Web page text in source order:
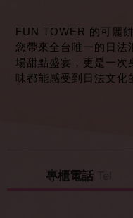
FUN TOWER 的可麗
您帶來全台唯一的日法
場甜點盛宴，更是一次
味都能感受到日法文化
專櫃電話